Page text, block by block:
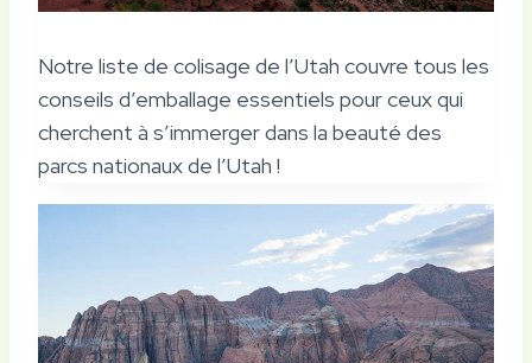
Notre liste de colisage de l’Utah couvre tous les
conseils d’emballage essentiels pour ceux qui
cherchent à s’immerger dans la beauté des
parcs nationaux de l’Utah !